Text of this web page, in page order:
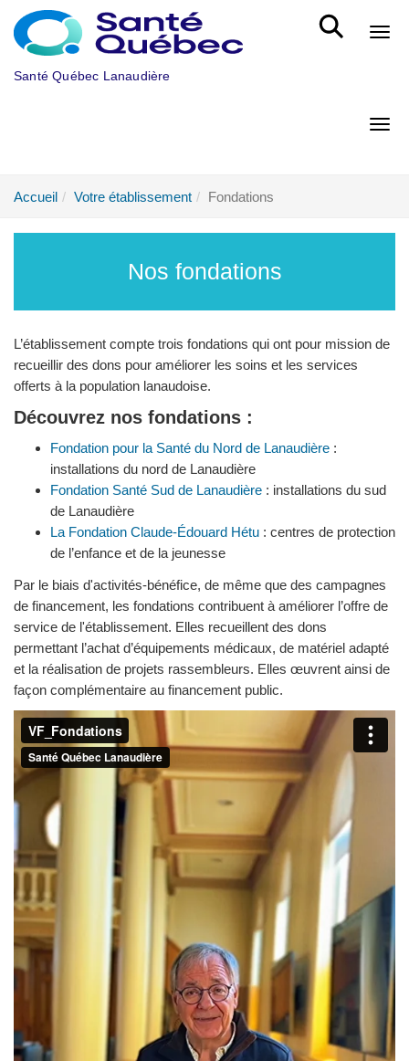
Aller au menu principal
Santé Québec Lanaudière
Accueil Votre établissement Fondations
Nos fondations
L’établissement compte trois fondations qui ont pour mission de
recueillir des dons pour améliorer les soins et les services
offerts à la population lanaudoise.
Découvrez nos fondations :
Fondation pour la Santé du Nord de Lanaudière :
installations du nord de Lanaudière
Fondation Santé Sud de Lanaudière : installations du sud
de Lanaudière
La Fondation Claude-Édouard Hétu : centres de protection
de l’enfance et de la jeunesse
Par le biais d'activités-bénéfice, de même que des campagnes
de financement, les fondations contribuent à améliorer l’offre de
service de l'établissement. Elles recueillent des dons
permettant l’achat d’équipements médicaux, de matériel adapté
et la réalisation de projets rassembleurs. Elles œuvrent ainsi de
façon complémentaire au financement public.